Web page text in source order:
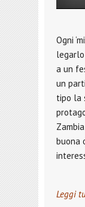
Ogni
a un
un
tipo la
buona
Leggi